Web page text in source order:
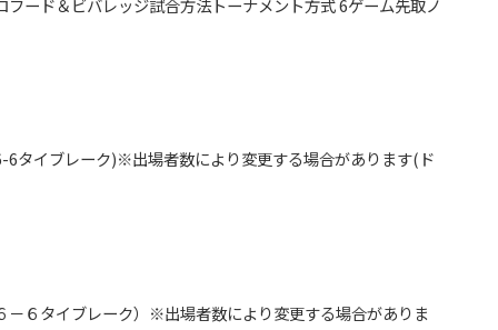
ード＆ビバレッジ試合方法トーナメント方式 6ゲーム先取ノ
タイブレーク)※出場者数により変更する場合があります(ド
６タイブレーク）※出場者数により変更する場合がありま